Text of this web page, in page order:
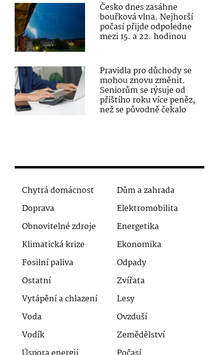
Česko dnes zasáhne
bouřková vlna. Nejhorší
počasí přijde odpoledne
mezi 15. a 22. hodinou
Pravidla pro důchody se
mohou znovu změnit.
Seniorům se rýsuje od
příštího roku více peněz,
než se původně čekalo
Chytrá domácnost
Dům a zahrada
Doprava
Elektromobilita
Obnovitelné zdroje
Energetika
Klimatická krize
Ekonomika
Fosilní paliva
Odpady
Ostatní
Zvířata
Vytápění a chlazení
Lesy
Voda
Ovzduší
Vodík
Zemědělství